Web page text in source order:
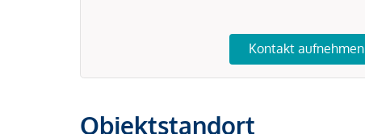
Kontakt aufnehmen
Objektstandort